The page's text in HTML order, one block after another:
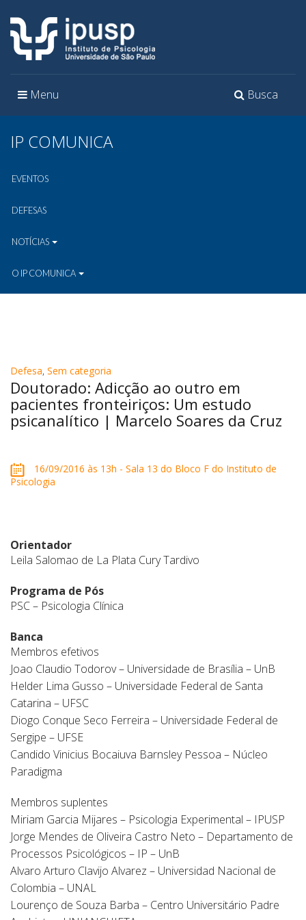
Toggle
Busca
Toggle
Menu
IP COMUNICA
EVENTOS
DEFESAS
NOTÍCIAS
O IP COMUNICA
Defesa, Sem categoria
Doutorado: Adicção ao outro em
pacientes fronteiriços: Um estudo
psicanalítico | Marcelo Soares da Cruz
16/09/2016 às 13h - Sala 13 do Bloco F do Instituto de
Psicologia
Orientador
Leila Salomao de La Plata Cury Tardivo
Programa de Pós
PSC – Psicologia Clínica
Banca
Membros efetivos
Joao Claudio Todorov – Universidade de Brasília – UnB
Helder Lima Gusso – Universidade Federal de Santa
Catarina – UFSC
Diogo Conque Seco Ferreira – Universidade Federal de
Sergipe – UFSE
Candido Vinicius Bocaiuva Barnsley Pessoa – Núcleo
Paradigma
Membros suplentes
Miriam Garcia Mijares – Psicologia Experimental – IPUSP
Jorge Mendes de Oliveira Castro Neto – Departamento de
Processos Psicológicos – IP – UnB
Alvaro Arturo Clavijo Alvarez – Universidad Nacional de
Colombia – UNAL
Lourenço de Souza Barba – Centro Universitário Padre